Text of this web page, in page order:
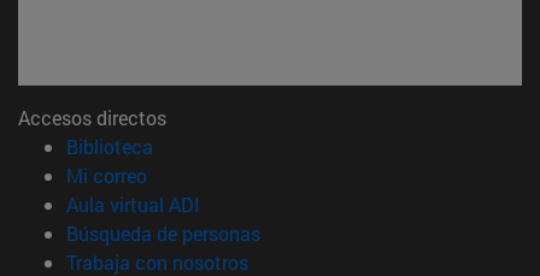
Accesos directos
Biblioteca
Mi correo(abre en nueva ventana)
Aula virtual ADI
Búsqueda de personas(abre en nueva ventana)
Trabaja con nosotros(abre en nueva ventana)